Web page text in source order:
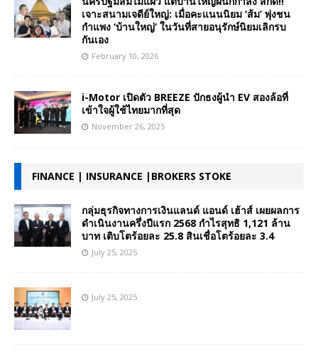
เจาะสนามเจดีย์ใหญ่: เมื่อคะแนนนิยม ‘ส้ม’ พุ่งชน
กำแพง ‘บ้านใหญ่’ ในวันที่สายอนุรักษ์นิยมเลิกรบ
กันเอง
February 10, 2026
i-Motor เปิดตัว BREEZE ปักธงผู้นำ EV สองล้อที่
เข้าใจผู้ใช้ไทยมากที่สุด
November 26, 2025
FINANCE | INSURANCE |BROKERS STOKE
กลุ่มธุรกิจทางการเงินแลนด์ แอนด์ เฮ้าส์ เผยผลการ
ดำเนินงานครึ่งปีแรก 2568 กำไรสุทธิ 1,121 ล้าน
บาท เติบโตร้อยละ 25.8 สินเชื่อโตร้อยละ 3.4
July 25, 2025
July 25, 2025